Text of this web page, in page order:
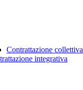
Contrattazione collettiva
integrativa